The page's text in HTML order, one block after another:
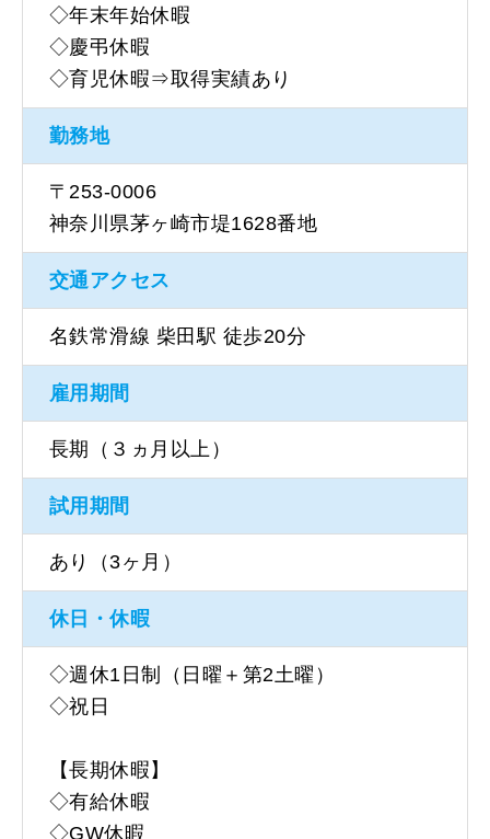
◇年末年始休暇
◇慶弔休暇
◇育児休暇⇒取得実績あり
勤務地
〒253-0006
神奈川県茅ヶ崎市堤1628番地
交通アクセス
名鉄常滑線 柴田駅 徒歩20分
雇用期間
長期（３ヵ月以上）
試用期間
あり（3ヶ月）
休日・休暇
◇週休1日制（日曜＋第2土曜）
◇祝日
【長期休暇】
◇有給休暇
◇GW休暇